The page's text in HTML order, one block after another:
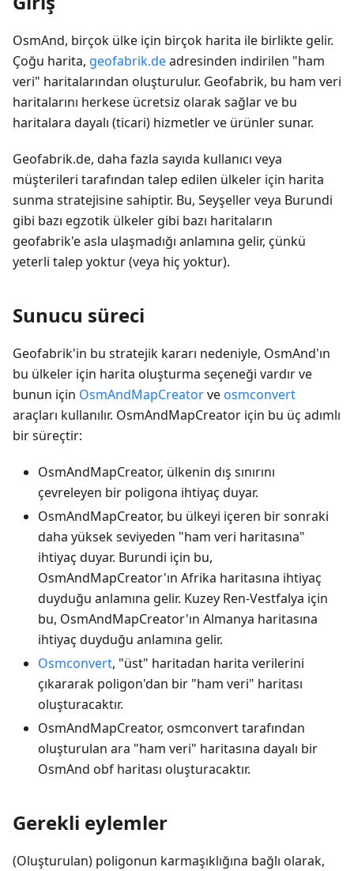
OsmAnd, birçok ülke için birçok harita ile birlikte gelir.
Çoğu harita, geofabrik.deadresinden indirilen "ham
veri" haritalarından oluşturulur. Geofabrik, bu ham veri
haritalarını herkese ücretsiz olarak sağlar ve bu
haritalara dayalı (ticari) hizmetler ve ürünler sunar.
Geofabrik.de, daha fazla sayıda kullanıcı veya
müşterileri tarafından talep edilen ülkeler için harita
sunma stratejisine sahiptir. Bu, Seyşeller veya Burundi
gibi bazı egzotik ülkeler gibi bazı haritaların
geofabrik'e asla ulaşmadığı anlamına gelir, çünkü
yeterli talep yoktur (veya hiç yoktur).
Sunucu süreci
Geofabrik'in bu stratejik kararı nedeniyle, OsmAnd'ın
bu ülkeler için harita oluşturma seçeneği vardır ve
bunun için OsmAndMapCreatorve osmconvert
araçları kullanılır. OsmAndMapCreator için bu üç adımlı
bir süreçtir:
OsmAndMapCreator, ülkenin dış sınırını
çevreleyen bir poligona ihtiyaç duyar.
OsmAndMapCreator, bu ülkeyi içeren bir sonraki
daha yüksek seviyeden "ham veri haritasına"
ihtiyaç duyar. Burundi için bu,
OsmAndMapCreator'ın Afrika haritasına ihtiyaç
duyduğu anlamına gelir. Kuzey Ren-Vestfalya için
bu, OsmAndMapCreator'ın Almanya haritasına
ihtiyaç duyduğu anlamına gelir.
Osmconvert, "üst" haritadan harita verilerini
çıkararak poligon'dan bir "ham veri" haritası
oluşturacaktır.
OsmAndMapCreator, osmconvert tarafından
oluşturulan ara "ham veri" haritasına dayalı bir
OsmAnd obf haritası oluşturacaktır.
Gerekli eylemler
(Oluşturulan) poligonun karmaşıklığına bağlı olarak,